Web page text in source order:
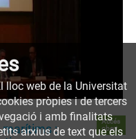
marítims :
Accés
obert
lloc web de la Universitat
pròpies i de tercers
i amb finalitats
arxius de text que els